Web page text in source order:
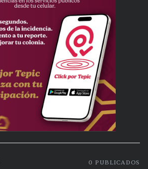
0 PUBLICADOS